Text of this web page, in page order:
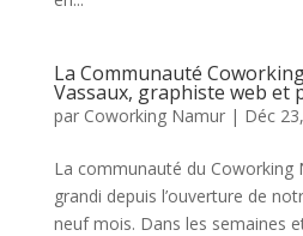
La Communauté
Vassaux, graphiste web et
par Coworking Namur| Déc
La communauté du Coworking
grandi depuis l’ouverture de
neuf mois. Dans les semaines